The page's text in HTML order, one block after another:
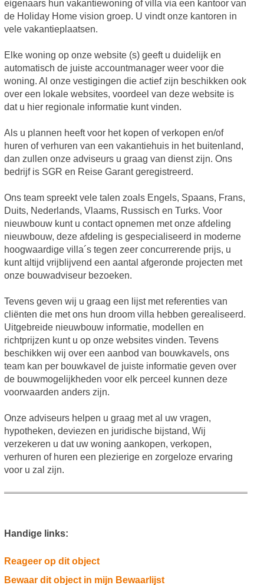
eigenaars hun vakantiewoning of villa via een kantoor van
de Holiday Home vision groep. U vindt onze kantoren in
vele vakantieplaatsen.
Elke woning op onze website (s) geeft u duidelijk en
automatisch de juiste accountmanager weer voor die
woning. Al onze vestigingen die actief zijn beschikken ook
over een lokale websites, voordeel van deze website is
dat u hier regionale informatie kunt vinden.
Als u plannen heeft voor het kopen of verkopen en/of
huren of verhuren van een vakantiehuis in het buitenland,
dan zullen onze adviseurs u graag van dienst zijn. Ons
bedrijf is SGR en Reise Garant geregistreerd.
Ons team spreekt vele talen zoals Engels, Spaans, Frans,
Duits, Nederlands, Vlaams, Russisch en Turks. Voor
nieuwbouw kunt u contact opnemen met onze afdeling
nieuwbouw, deze afdeling is gespecialiseerd in moderne
hoogwaardige villa´s tegen zeer concurrerende prijs, u
kunt altijd vrijblijvend een aantal afgeronde projecten met
onze bouwadviseur bezoeken.
Tevens geven wij u graag een lijst met referenties van
cliënten die met ons hun droom villa hebben gerealiseerd.
Uitgebreide nieuwbouw informatie, modellen en
richtprijzen kunt u op onze websites vinden. Tevens
beschikken wij over een aanbod van bouwkavels, ons
team kan per bouwkavel de juiste informatie geven over
de bouwmogelijkheden voor elk perceel kunnen deze
voorwaarden anders zijn.
Onze adviseurs helpen u graag met al uw vragen,
hypotheken, deviezen en juridische bijstand, Wij
verzekeren u dat uw woning aankopen, verkopen,
verhuren of huren een plezierige en zorgeloze ervaring
voor u zal zijn.
Handige links:
Reageer op dit object
Bewaar dit object in mijn Bewaarlijst